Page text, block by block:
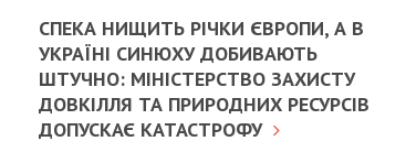
СПЕКА НИЩИТЬ РІЧКИ ЄВРОПИ, А В
УКРАЇНІ СИНЮХУ ДОБИВАЮТЬ
ШТУЧНО: МІНІСТЕРСТВО ЗАХИСТУ
ДОВКІЛЛЯ ТА ПРИРОДНИХ РЕСУРСІВ
ДОПУСКАЄ КАТАСТРОФУ